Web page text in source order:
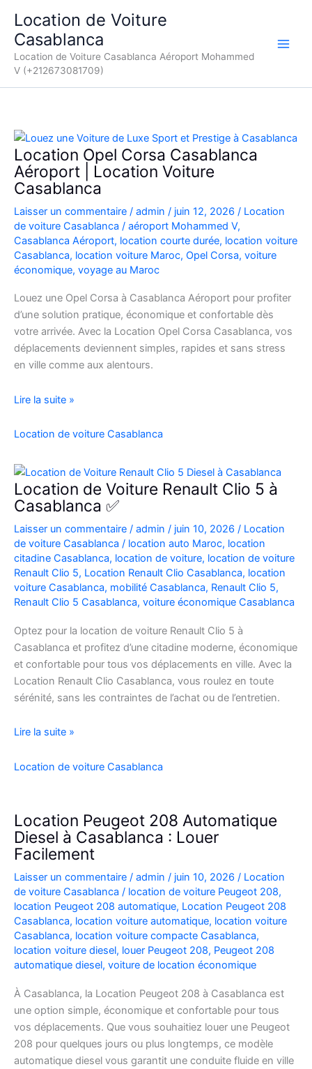
contenu
Location de Voiture
Casablanca
Location de Voiture Casablanca Aéroport Mohammed
V (+212673081709)
Location Opel Corsa Casablanca
Aéroport | Location Voiture
Casablanca
Laisser un commentaire / admin / juin 12, 2026 / Location
de voiture Casablanca / aéroport Mohammed V,
Casablanca Aéroport, location courte durée, location voiture
Casablanca, location voiture Maroc, Opel Corsa, voiture
économique, voyage au Maroc
Louez une Opel Corsa à Casablanca Aéroport pour profiter
d’une solution pratique, économique et confortable dès
votre arrivée. Avec la Location Opel Corsa Casablanca, vos
déplacements deviennent simples, rapides et sans stress
en ville comme aux alentours.
Location
Corsa
Aéroport
|
Location
Voiture
Casablanca
Lire la suite »
Location de voiture Casablanca
Location de Voiture Renault Clio 5 à
Casablanca ✅
Laisser un commentaire / admin / juin 10, 2026 / Location
de voiture Casablanca / location auto Maroc, location
citadine Casablanca, location de voiture, location de voiture
Renault Clio 5, Location Renault Clio Casablanca, location
voiture Casablanca, mobilité Casablanca, Renault Clio 5,
Renault Clio 5 Casablanca, voiture économique Casablanca
Optez pour la location de voiture Renault Clio 5 à
Casablanca et profitez d’une citadine moderne, économique
et confortable pour tous vos déplacements en ville. Avec la
Location Renault Clio Casablanca, vous roulez en toute
sérénité, sans les contraintes de l’achat ou de l’entretien.
Location
Voiture
5
à
Casablanca
Lire la suite »
Location de voiture Casablanca
Location Peugeot 208 Automatique
Diesel à Casablanca : Louer
Facilement
Laisser un commentaire / admin / juin 10, 2026 / Location
de voiture Casablanca / location de voiture Peugeot 208,
location Peugeot 208 automatique, Location Peugeot 208
Casablanca, location voiture automatique, location voiture
Casablanca, location voiture compacte Casablanca,
location voiture diesel, louer Peugeot 208, Peugeot 208
automatique diesel, voiture de location économique
À Casablanca, la Location Peugeot 208 à Casablanca est
une option simple, économique et confortable pour tous
vos déplacements. Que vous souhaitiez louer une Peugeot
208 pour quelques jours ou plus longtemps, ce modèle
automatique diesel vous garantit une conduite fluide en ville